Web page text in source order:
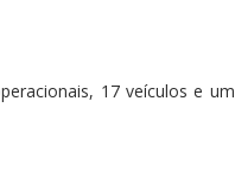
17 veículos e um